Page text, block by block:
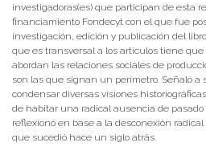
investigadoras(es) que participan de esta
financiamiento Fondecyt con el que fue
investigación, edición y publicación del
que es transversal a los artículos tiene que
abordan las relaciones sociales de
son las que signan un perímetro. Señaló a
condensar diversas visiones
de habitar una radical ausencia de
reflexionó en base a la desconexión
que sucedió hace un siglo atrás.